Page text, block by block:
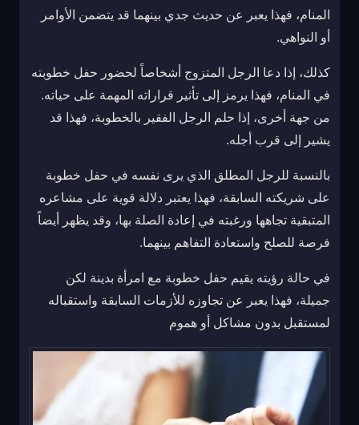
المنام، فهذا يعبر عن حديث جدي بينهما قد يتضمن الأوامر
أو النواهي.
كذلك، إذا دعا الرجل المتزوج أشخاصاً لحضور حفل خطوبته
في المنام، فهذا يرمز إلى تأثير قراراته المهمة على حياته.
من جهة أخرى، إذا حلم الرجل الفقير بالخطوبة، فهذا قد
يشير إلى قرب أجله.
بالنسبة للرجل المطلق الذي يرى نفسه في حفل خطوبة
على شريكته السابقة، فهذا يعتبر دلالة قوية على مشاعره
المتبقية تجاهها ورغبته في إعادة الصلة بها، وقد يظهر أيضاً
فرصة للصلح واستعادة التفاهم بينهما.
في حالة رؤيته يقيم حفل خطوبة مع امرأة بدينة لكن
جميلة، فهذا يعبر عن تجاوزه للأزمات السابقة واستقباله
لمستقبل بدون مشاكل أو هموم